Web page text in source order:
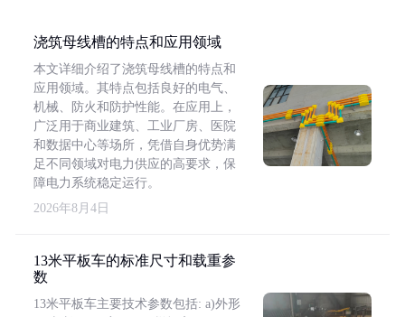
浇筑母线槽的特点和应用领域
本文详细介绍了浇筑母线槽的特点和
应用领域。其特点包括良好的电气、
机械、防火和防护性能。在应用上，
广泛用于商业建筑、工业厂房、医院
和数据中心等场所，凭借自身优势满
足不同领域对电力供应的高要求，保
障电力系统稳定运行。
2026年8月4日
13米平板车的标准尺寸和载重参
数
13米平板车主要技术参数包括: a)外形